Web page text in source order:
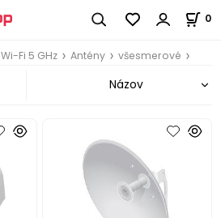
0
Wi-Fi 5 GHz Antény všesmerové